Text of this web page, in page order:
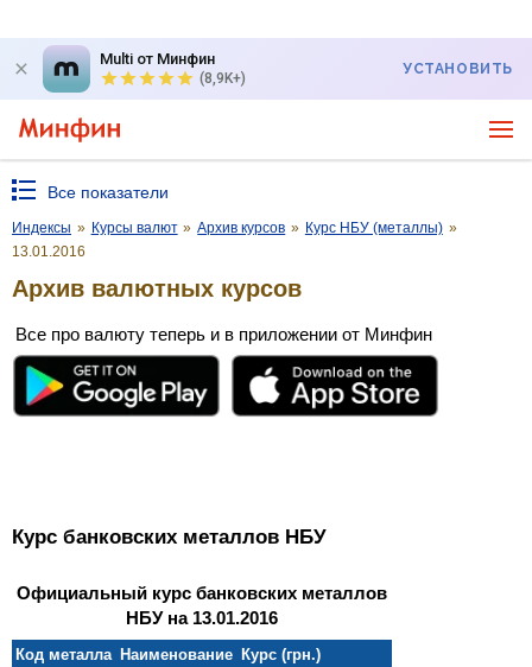
Multi от Минфин
(8,9K+)
УСТАНОВИТЬ
Все показатели
Индексы » Курсы валют » Архив курсов » Курс НБУ (металлы) »
13.01.2016
Архив валютных курсов
Все про валюту теперь и в приложении от Минфин
Курс банковских металлов НБУ
Официальный курс банковских металлов
НБУ на 13.01.2016
Код металла Наименование Курс (грн.)